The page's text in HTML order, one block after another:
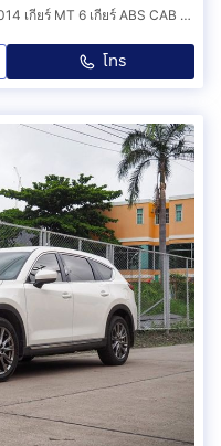
MAZDA BT50 PRO 2.2 Hi Racer DTI ปี 2014 เกียร์ MT 6 เกียร์ ABS CAB HI-RACER ไม่มีชน สีเทาเดิม น็อตไม่ขยับ บ้อดี้เดิมชุ่มซอกคานหน้าหลังเดิม
โทร